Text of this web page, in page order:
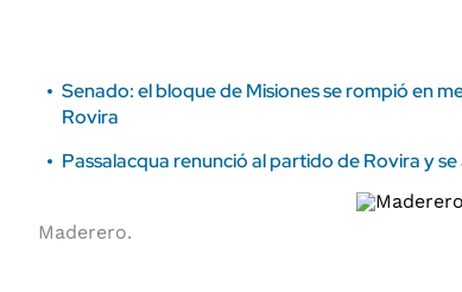
Senado: el bloque de Misiones se rompió en
Rovira
Passalacqua renunció al partido de Rovira y
Maderero.